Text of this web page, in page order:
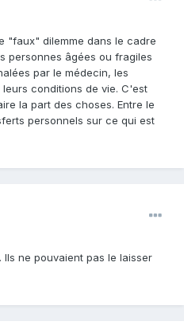
"faux" dilemme dans le cadre
personnes âgées ou fragiles
par le médecin, les
conditions de vie. C'est
la part des choses. Entre le
personnels sur ce qui est
ne pouvaient pas le laisser